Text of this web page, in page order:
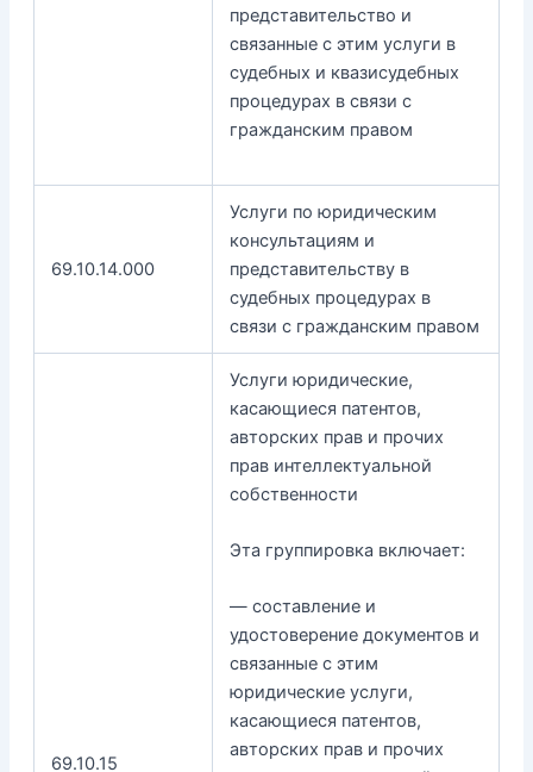
представительство и
связанные с этим услуги в
судебных и квазисудебных
процедурах в связи с
гражданским правом
69.10.14.000
Услуги по юридическим
консультациям и
представительству в
судебных процедурах в
связи с гражданским правом
69.10.15
Услуги юридические,
касающиеся патентов,
авторских прав и прочих
прав интеллектуальной
собственности
Эта группировка включает:
— составление и
удостоверение документов и
связанные с этим
юридические услуги,
касающиеся патентов,
авторских прав и прочих